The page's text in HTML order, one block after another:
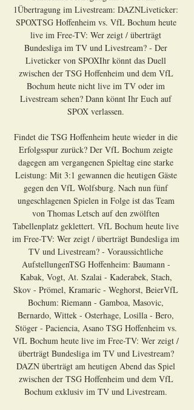
1Übertragung im Livestream: DAZNLiveticker:
SPOXTSG Hoffenheim vs. VfL Bochum heute
live im Free-TV: Wer zeigt / überträgt
Bundesliga im TV und Livestream? - Der
Liveticker von SPOXIhr könnt das Duell
zwischen der TSG Hoffenheim und dem VfL
Bochum heute nicht live im TV oder im
Livestream sehen? Dann könnt Ihr Euch auf
SPOX verlassen.
Findet die TSG Hoffenheim heute wieder in die
Erfolgsspur zurück? Der VfL Bochum zeigte
dagegen am vergangenen Spieltag eine starke
Leistung: Mit 3:1 gewannen die heutigen Gäste
gegen den VfL Wolfsburg. Nach nun fünf
ungeschlagenen Spielen in Folge ist das Team
von Thomas Letsch auf den zwölften
Tabellenplatz geklettert. VfL Bochum heute live
im Free-TV: Wer zeigt / überträgt Bundesliga im
TV und Livestream? - Voraussichtliche
AufstellungenTSG Hoffenheim: Baumann -
Kabak, Vogt, At. Szalai - Kaderabek, Stach,
Skov - Prömel, Kramaric - Weghorst, BeierVfL
Bochum: Riemann - Gamboa, Masovic,
Bernardo, Wittek - Osterhage, Losilla - Bero,
Stöger - Paciencia, Asano TSG Hoffenheim vs.
VfL Bochum heute live im Free-TV: Wer zeigt /
überträgt Bundesliga im TV und Livestream?
DAZN überträgt am heutigen Abend das Spiel
zwischen der TSG Hoffenheim und dem VfL
Bochum exklusiv im TV und Livestream.